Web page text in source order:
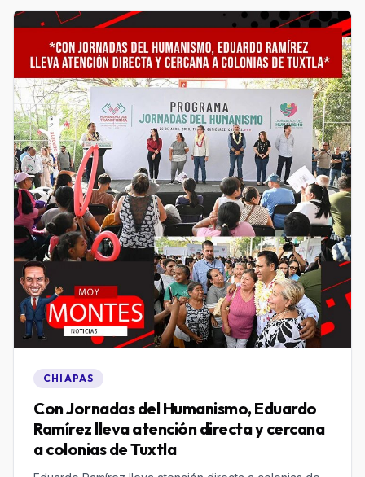
CHIAPAS
Con Jornadas del Humanismo, Eduardo
Ramírez lleva atención directa y cercana
a colonias de Tuxtla